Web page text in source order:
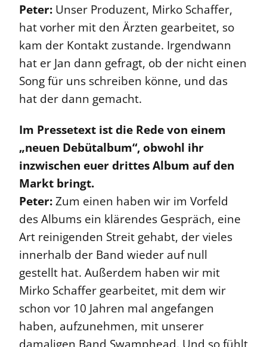
Peter: Unser Produzent, Mirko Schaffer,
hat vorher mit den Ärzten gearbeitet, so
kam der Kontakt zustande. Irgendwann
hat er Jan dann gefragt, ob der nicht einen
Song für uns schreiben könne, und das
hat der dann gemacht.
Im Pressetext ist die Rede von einem
„neuen Debütalbum“, obwohl ihr
inzwischen euer drittes Album auf den
Markt bringt.
Peter:Zum einen haben wir im Vorfeld
des Albums ein klärendes Gespräch, eine
Art reinigenden Streit gehabt, der vieles
innerhalb der Band wieder auf null
gestellt hat. Außerdem haben wir mit
Mirko Schaffer gearbeitet, mit dem wir
schon vor 10 Jahren mal angefangen
haben, aufzunehmen, mit unserer